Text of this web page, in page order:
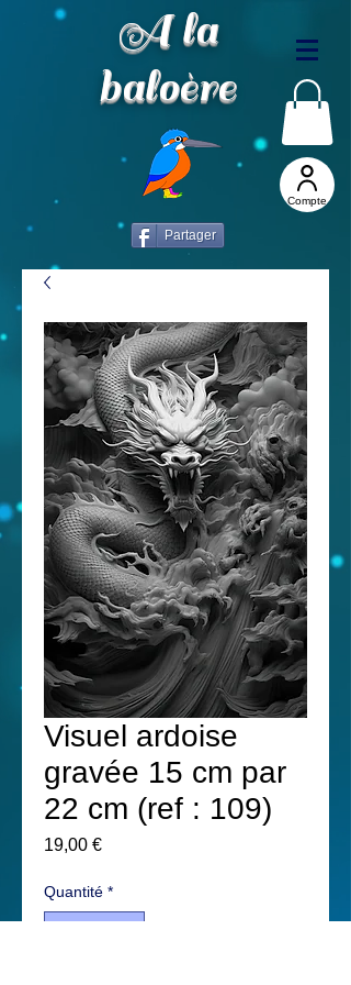
A la
baloère
Compte
Partager
Visuel ardoise
gravée 15 cm par
22 cm (ref : 109)
19,00 €Prix
Quantité *